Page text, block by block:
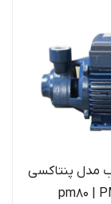
مدل پنتاکسی
pm80 |